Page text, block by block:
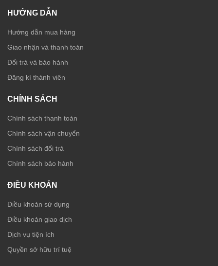
HƯỚNG DẪN
Hướng dẫn mua hàng
Giao nhận và thanh toán
Đổi trả và bảo hành
Đăng kí thành viên
CHÍNH SÁCH
Chính sách thanh toán
Chính sách vận chuyển
Chính sách đổi trả
Chính sách bảo hành
ĐIỀU KHOẢN
Điều khoản sử dụng
Điều khoản giao dịch
Dịch vụ tiện ích
Quyền sở hữu trí tuệ